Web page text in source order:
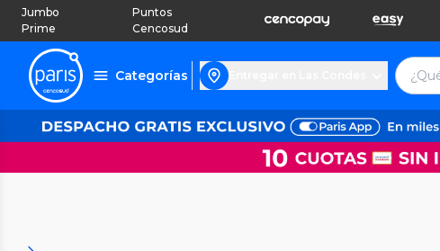
Jumbo
Prime
Puntos
Cencosud
Categorías